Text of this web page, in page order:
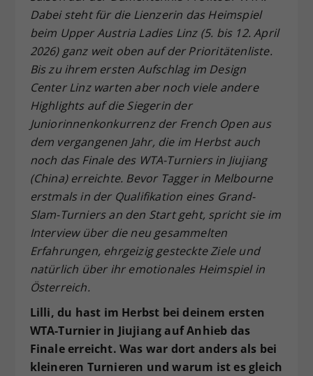
Dabei steht für die Lienzerin das Heimspiel
beim Upper Austria Ladies Linz (5. bis 12. April
2026) ganz weit oben auf der Prioritätenliste.
Bis zu ihrem ersten Aufschlag im Design
Center Linz warten aber noch viele andere
Highlights auf die Siegerin der
Juniorinnenkonkurrenz der French Open aus
dem vergangenen Jahr, die im Herbst auch
noch das Finale des WTA-Turniers in Jiujiang
(China) erreichte. Bevor Tagger in Melbourne
erstmals in der Qualifikation eines Grand-
Slam-Turniers an den Start geht, spricht sie im
Interview über die neu gesammelten
Erfahrungen, ehrgeizig gesteckte Ziele und
natürlich über ihr emotionales Heimspiel in
Österreich.
Lilli, du hast im Herbst bei deinem ersten
WTA-Turnier in Jiujiang auf Anhieb das
Finale erreicht. Was war dort anders als bei
kleineren Turnieren und warum ist es gleich
Zweck
Dieser Wert speichert Ihre Consent-
Einstellungen. Unter anderem eine
zufällig generierte ID, für die
historische Speicherung Ihrer
vorgenommen Einstellungen, falls der
Webseiten-Betreiber dies eingestellt
hat.